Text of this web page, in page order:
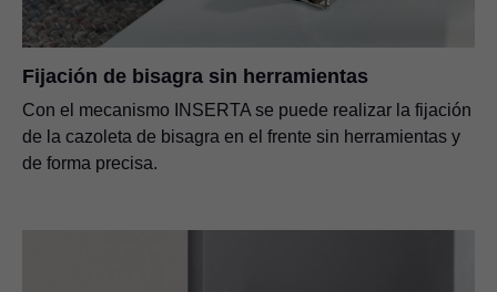
Fijación de bisagra sin herramientas
Con el mecanismo INSERTA se puede realizar la fijación
de la cazoleta de bisagra en el frente sin herramientas y
de forma precisa.